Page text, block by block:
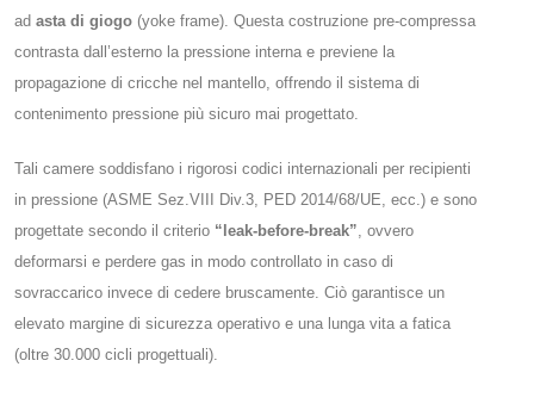
ad asta di giogo (yoke frame)​. Questa costruzione pre-compressa
contrasta dall’esterno la pressione interna e previene la
propagazione di cricche nel mantello, offrendo il sistema di
contenimento pressione più sicuro mai progettato.
Tali camere soddisfano i rigorosi codici internazionali per recipienti
in pressione (ASME Sez.VIII Div.3, PED 2014/68/UE, ecc.) e sono
progettate secondo il criterio “leak-before-break”, ovvero
deformarsi e perdere gas in modo controllato in caso di
sovraccarico invece di cedere bruscamente. Ciò garantisce un
elevato margine di sicurezza operativo e una lunga vita a fatica
(oltre 30.000 cicli progettuali)​.